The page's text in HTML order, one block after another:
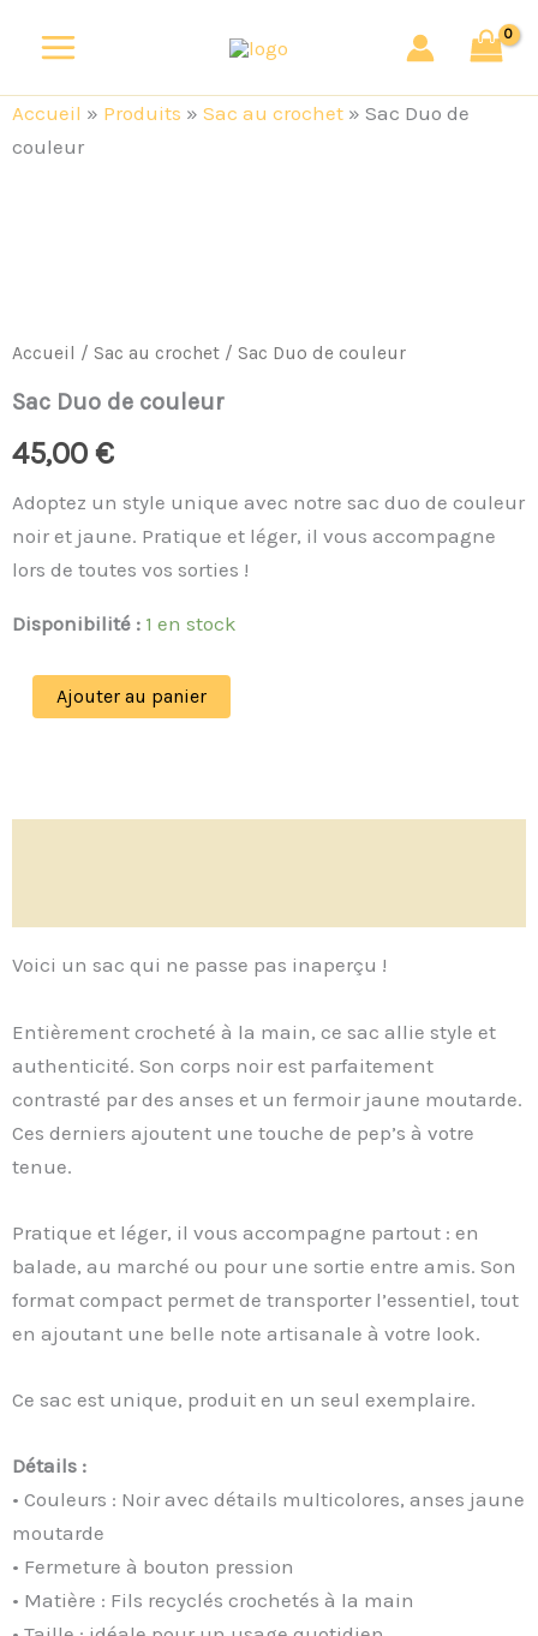
Accueil » Produits » Sac au crochet » Sac Duo de
couleur
Accueil / Sac au crochet / Sac Duo de couleur
Sac Duo de couleur
45,00 €
Adoptez un style unique avec notre sac duo de couleur
noir et jaune. Pratique et léger, il vous accompagne
lors de toutes vos sorties !
Disponibilité : 1 en stock
Ajouter au panier
Voici un sac qui ne passe pas inaperçu !
Entièrement crocheté à la main, ce sac allie style et
authenticité. Son corps noir est parfaitement
contrasté par des anses et un fermoir jaune moutarde.
Ces derniers ajoutent une touche de pep’s à votre
tenue.
Pratique et léger, il vous accompagne partout : en
balade, au marché ou pour une sortie entre amis. Son
format compact permet de transporter l’essentiel, tout
en ajoutant une belle note artisanale à votre look.
Ce sac est unique, produit en un seul exemplaire.
Détails :
• Couleurs : Noir avec détails multicolores, anses jaune
moutarde
• Fermeture à bouton pression
• Matière : Fils recyclés crochetés à la main